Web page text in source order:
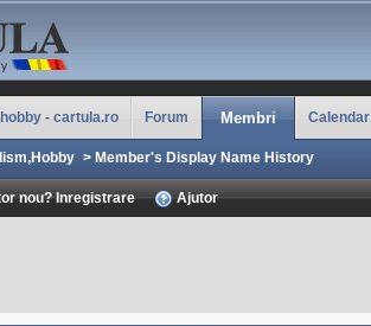
- cartula.ro Forum Membri Calendar
> Member's Display Name History
nou? Inregistrare Ajutor